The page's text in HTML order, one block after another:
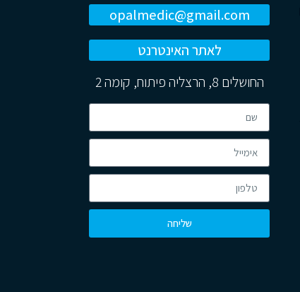
opalmedic@gmail.com
לאתר האינטרנט
החושלים 8, הרצליה פיתוח, קומה 2
שליחה